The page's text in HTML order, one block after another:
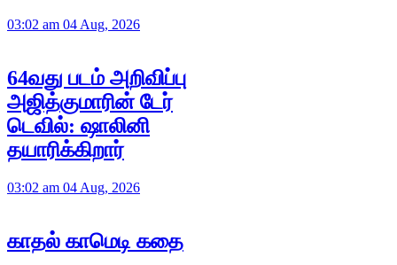
03:02 am 04 Aug, 2026
64வது படம் அறிவிப்பு
அஜித்குமாரின் டேர்
டெவில்: ஷாலினி
தயாரிக்கிறார்
03:02 am 04 Aug, 2026
காதல் காமெடி கதை